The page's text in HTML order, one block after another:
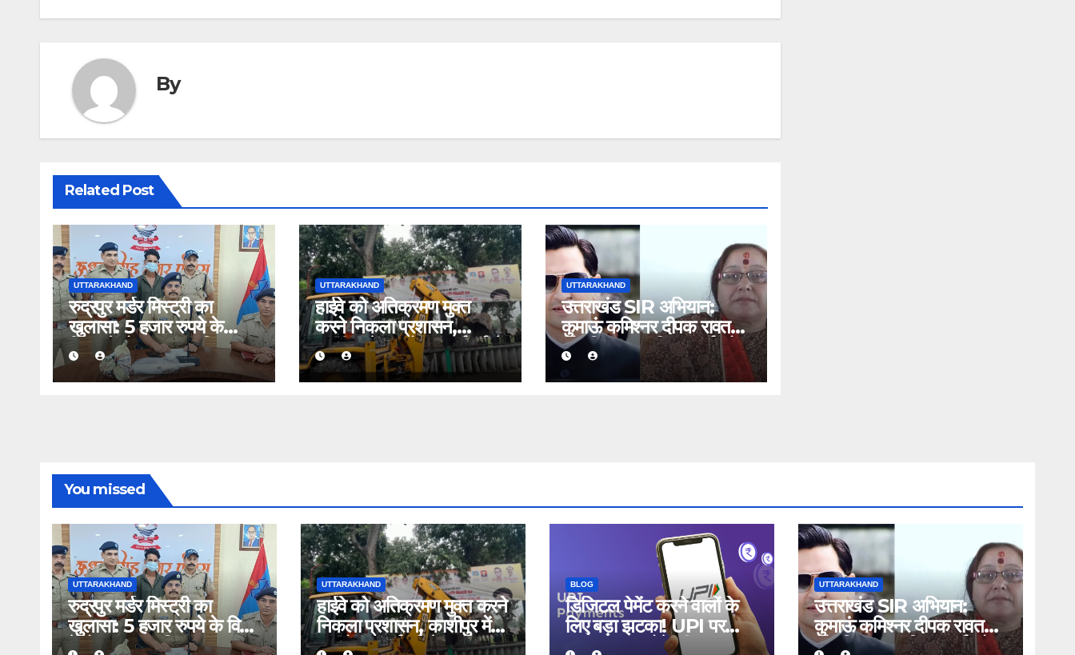
By
Related Post
UTTARAKHAND
रुद्रपुर मर्डर मिस्ट्री का
खुलासा: 5 हजार रुपये के
विवाद में दोस्त बना कातिल,
CCTV और पोस्टमार्टम रिपोर्ट
से खुली परतें
UTTARAKHAND
हाईवे को अतिक्रमण मुक्त
करने निकला प्रशासन,
काशीपुर में बुलडोजर कार्रवाई से
56 दुकानदार प्रभावित
UTTARAKHAND
उत्तराखंड SIR अभियान:
कुमाऊं कमिश्नर दीपक रावत
और विधायक सरिता आर्या को
भी मिला नोटिस, जानिए क्यों
भेजी गई सूचना
You missed
UTTARAKHAND
रुद्रपुर मर्डर मिस्ट्री का
खुलासा: 5 हजार रुपये के विवाद
में दोस्त बना कातिल, CCTV
UTTARAKHAND
हाईवे को अतिक्रमण मुक्त करने
निकला प्रशासन, काशीपुर में
बुलडोजर कार्रवाई से 56
BLOG
डिजिटल पेमेंट करने वालों के
लिए बड़ा झटका! UPI पर
MDR लागू होने की आशंका,
UTTARAKHAND
उत्तराखंड SIR अभियान:
कुमाऊं कमिश्नर दीपक रावत
और विधायक सरिता आर्या को